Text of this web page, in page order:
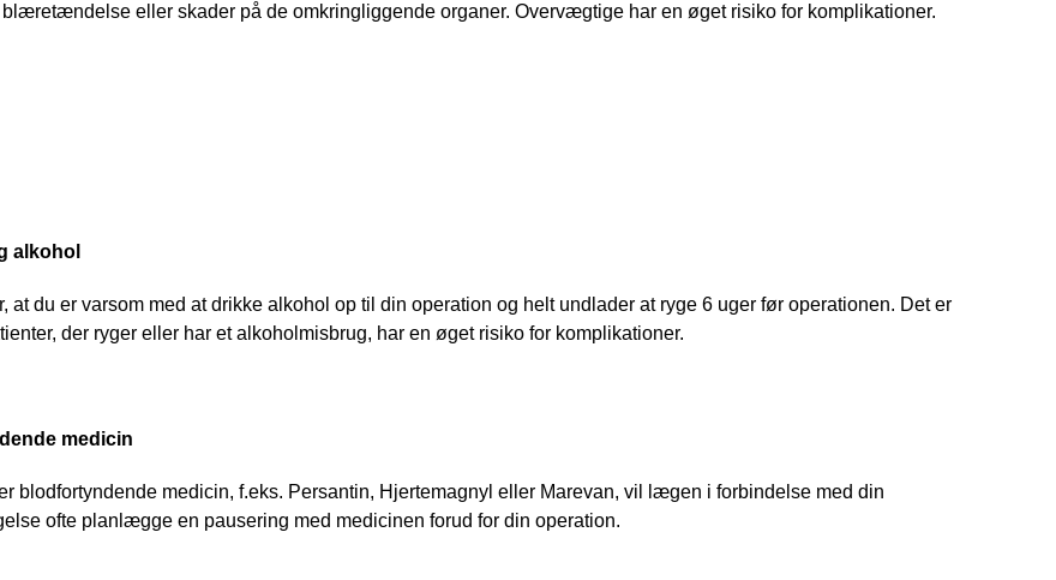
blæretændelse eller skader på de omkringliggende organer. Overvægtige har en øget risiko for komplikationer.
alkohol
at du er varsom med at drikke alkohol op til din operation og helt undlader at ryge 6 uger før operationen. Det er
der ryger eller har et alkoholmisbrug, har en øget risiko for komplikationer.
medicin
blodfortyndende medicin, f.eks. Persantin, Hjertemagnyl eller Marevan, vil lægen i forbindelse med din
ofte planlægge en pausering med medicinen forud for din operation.